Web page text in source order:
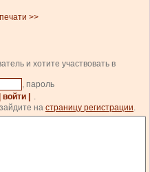
>>
и хотите участвовать в
, пароль
| войти |
.
на страницу регистрации.